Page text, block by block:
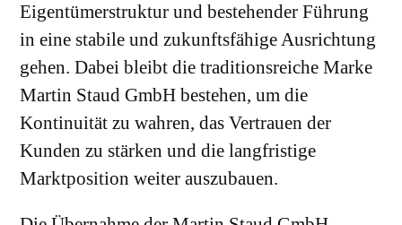
Eigentümerstruktur und bestehender Führung
in eine stabile und zukunftsfähige Ausrichtung
gehen. Dabei bleibt die traditionsreiche Marke
Martin Staud GmbH bestehen, um die
Kontinuität zu wahren, das Vertrauen der
Kunden zu stärken und die langfristige
Marktposition weiter auszubauen.